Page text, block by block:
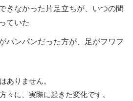
きなかった片足立ちが、いつの間
ていた
パンパンだった方が、足がフワフ
ありません。
々に、実際に起きた変化です。